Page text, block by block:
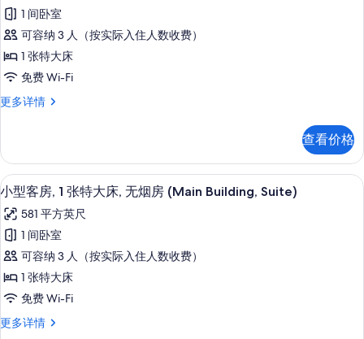
角
(Main
Building)
的
所
片
景
观,
转
角
(Main
Building)
更
华
丽
套
房,
张
大
床
(Imperial
Floor)
的
所
有
照
片
1 间卧室
可容纳 3 人（按实际入住人数收费）
1 张特大床
免费 Wi-Fi
更多详情
华
1
张
特
床
(Imperial
Floor)
更
多
信
息
查看价格
显
示
小
型
客
房,
张
小型客房, 1 张特大床, 无烟房 (Main
8
小型客房, 1 张特大床, 无烟房 (Main Building, Suite)
581 平方英尺
1 间卧室
可容纳 3 人（按实际入住人数收费）
1 张特大床
免费 Wi-Fi
更多详情
小